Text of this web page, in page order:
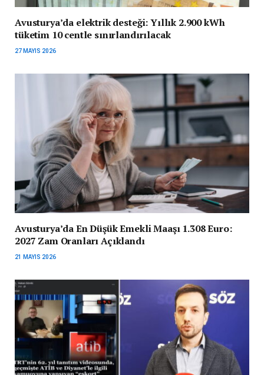
Avusturya’da elektrik desteği: Yıllık 2.900 kWh
tüketim 10 centle sınırlandırılacak
27 MAYIS 2026
Avusturya’da En Düşük Emekli Maaşı 1.308 Euro:
2027 Zam Oranları Açıklandı
21 MAYIS 2026